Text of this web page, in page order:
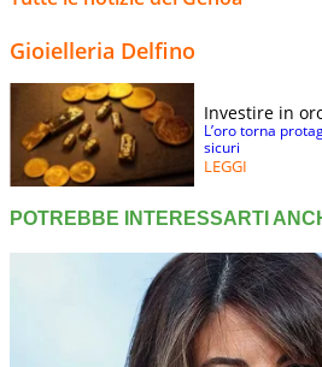
Gioielleria Delfino
Investire in
L’oro torna
sicuri
LEGGI